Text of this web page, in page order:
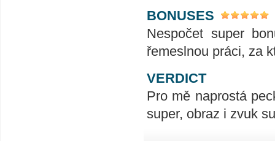
BONUSES
Nespočet super
řemeslnou práci, za
VERDICT
Pro mě naprostá
super, obraz i zvuk